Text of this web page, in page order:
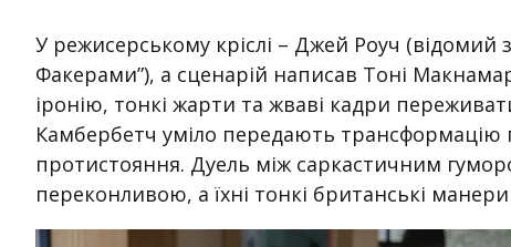
У режисерському кріслі – Джей Роуч (відомий
Факерами”), а сценарій написав Тоні
іронію, тонкі жарти та жваві кадри
Камбербетч уміло передають трансформацію
протистояння. Дуель між саркастичним
переконливою, а їхні тонкі британські